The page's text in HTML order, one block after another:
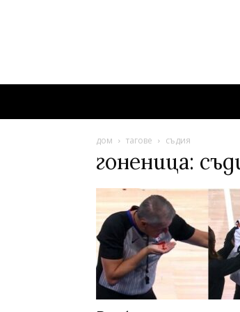
дом тагове съдия
гоненица: